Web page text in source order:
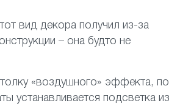
вид декора получил из-за
– она будто не
«воздушного» эффекта, по
устанавливается подсветка из